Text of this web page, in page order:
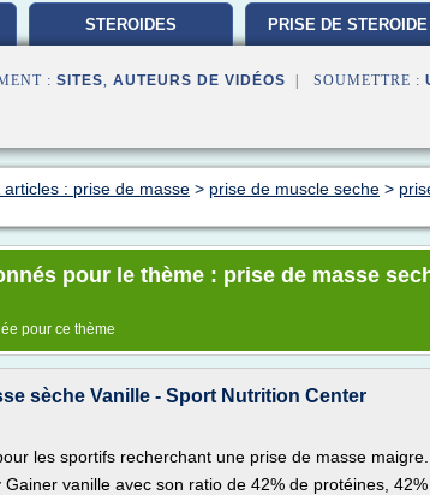
STEROIDES PRISE DE STEROIDE
: SITES, AUTEURS DE VIDÉOS | SOUMETTRE :
articles : prise de masse > prise de muscle seche >
pour le thème : prise de masse
pour ce thème
sèche Vanille - Sport Nutrition Center
les sportifs recherchant une prise de masse maigre.
Gainer vanille avec son ratio de 42% de protéines,